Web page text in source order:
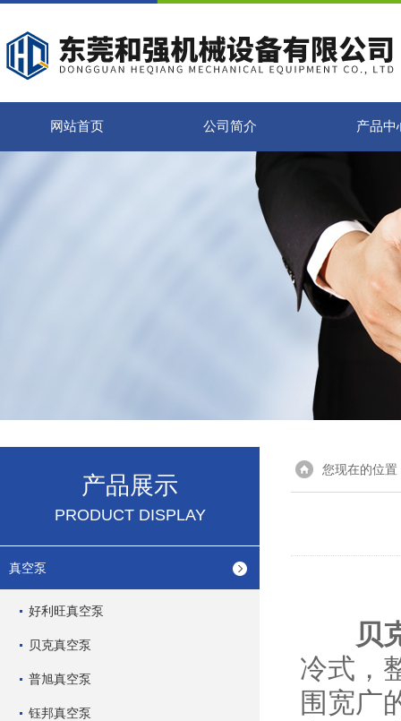
网站首页 公司简介 产品中
产品展示
PRODUCT DISPLAY
真空泵
好利旺真空泵
贝克真空泵
普旭真空泵
钰邦真空泵
您现在的位置
贝
冷式，
围宽广